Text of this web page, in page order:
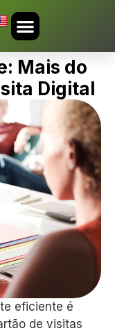
Mais do
Digital
eficiente é
de visitas